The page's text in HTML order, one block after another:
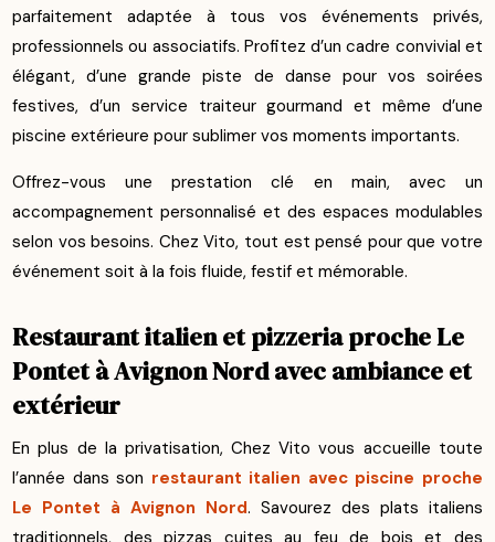
parfaitement adaptée à tous vos événements privés,
professionnels ou associatifs. Profitez d’un cadre convivial et
élégant, d’une grande piste de danse pour vos soirées
festives, d’un service traiteur gourmand et même d’une
piscine extérieure pour sublimer vos moments importants.
Offrez-vous une prestation clé en main, avec un
accompagnement personnalisé et des espaces modulables
selon vos besoins. Chez Vito, tout est pensé pour que votre
événement soit à la fois fluide, festif et mémorable.
Restaurant italien et pizzeria proche Le
Pontet à Avignon Nord avec ambiance et
extérieur
En plus de la privatisation, Chez Vito vous accueille toute
l’année dans son restaurant italien avec piscine proche
Le Pontet à Avignon Nord. Savourez des plats italiens